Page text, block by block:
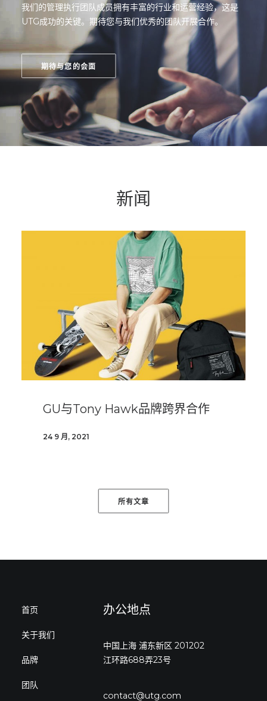
我们的管理执行团队成员拥有丰富的行业和运营经验，这是
UTG成功的关键。期待您与我们优秀的团队开展合作。
期待与您的会面
新闻
GU与Tony Hawk品牌跨界合作
24 9 月, 2021
所有文章
首页
关于我们
品牌
团队
办公地点
中国上海 浦东新区 201202
江环路688弄23号
contact@utg.com